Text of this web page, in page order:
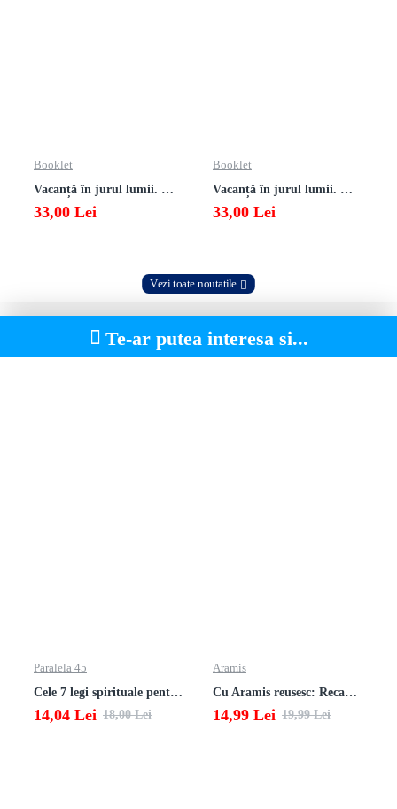
Booklet
Vacanță în jurul lumii. Matematică clasa a VII-a – EDIȚIA 2026
33,00 Lei
Booklet
Vacanță în jurul lumii. Matematică clasa a VI-a – EDIȚIA 2026
33,00 Lei
Vezi toate noutatile
Te-ar putea interesa si...
Paralela 45
Cele 7 legi spirituale pentru parinti
14,04 Lei 18,00 Lei
Aramis
Cu Aramis reusesc: Recapitulare si evaluare - Clasa a 3-a (Matematica si Stiinte ale naturii)
14,99 Lei 19,99 Lei